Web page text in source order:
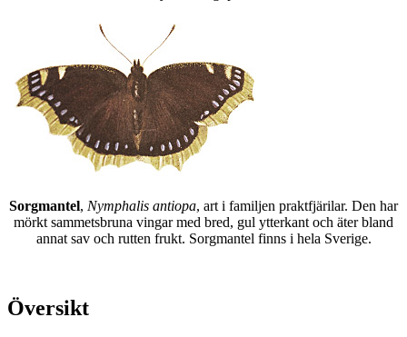
Sorgmantel, Nymphalis antiopa, art i familjen praktfjärilar. Den har
mörkt sammetsbruna vingar med bred, gul ytterkant och äter bland
annat sav och rutten frukt. Sorgmantel finns i hela Sverige.
Översikt